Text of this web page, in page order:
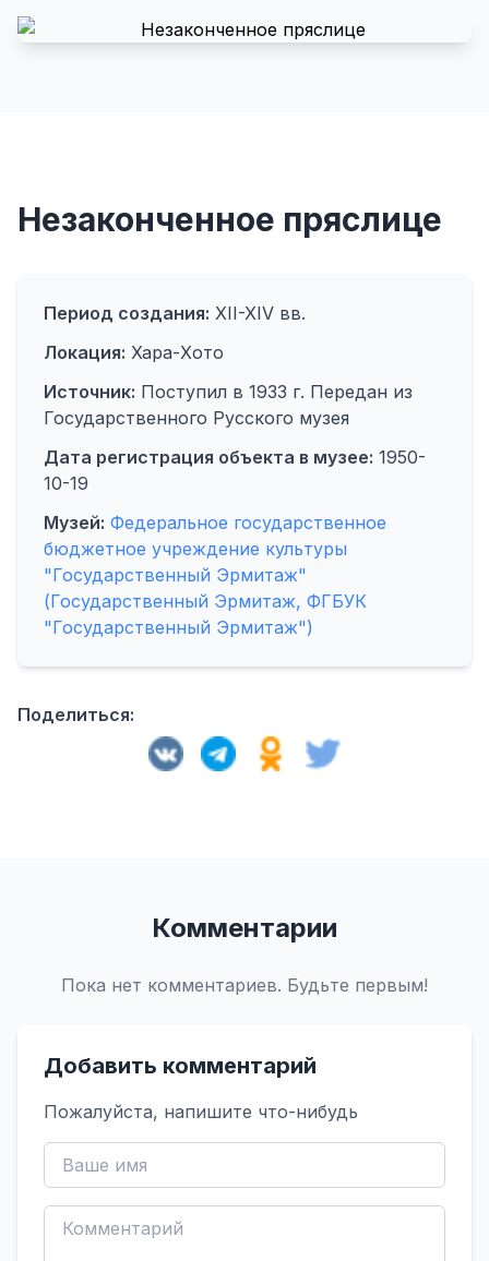
Незаконченное пряслице
Период создания: XII-XIV вв.
Локация: Хара-Хото
Источник: Поступил в 1933 г. Передан из
Государственного Русского музея
Дата регистрация объекта в музее: 1950-
10-19
Музей: Федеральное государственное
бюджетное учреждение культуры
"Государственный Эрмитаж"
(Государственный Эрмитаж, ФГБУК
"Государственный Эрмитаж")
Поделиться:
Комментарии
Пока нет комментариев. Будьте первым!
Добавить комментарий
Пожалуйста, напишите что-нибудь